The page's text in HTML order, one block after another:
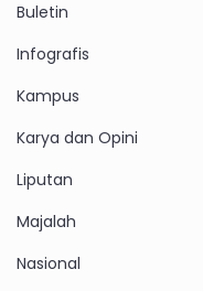
Buletin
Infografis
Kampus
Karya dan Opini
Liputan
Majalah
Nasional